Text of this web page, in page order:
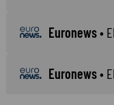
Euronews•
Euronews•